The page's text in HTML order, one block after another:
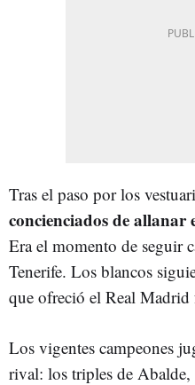
Tras el paso por los
concienciados de
Era el momento de seguir
Tenerife. Los blancos
que ofreció el Real Madrid
Los vigentes campeones
rival: los triples de